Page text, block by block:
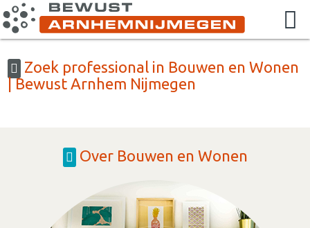
Zoek professional in Bouwen en Wonen
| Bewust Arnhem Nijmegen
Over Bouwen en Wonen